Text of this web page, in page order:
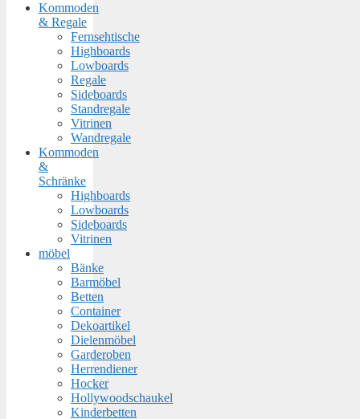
Kommoden
& Regale
Fernsehtische
Highboards
Lowboards
Regale
Sideboards
Standregale
Vitrinen
Wandregale
Kommoden
&
Schränke
Highboards
Lowboards
Sideboards
Vitrinen
möbel
Bänke
Barmöbel
Betten
Container
Dekoartikel
Dielenmöbel
Garderoben
Herrendiener
Hocker
Hollywoodschaukel
Kinderbetten